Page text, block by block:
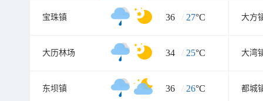
宝珠镇 36 / 27°C 大方
大历林场 34 / 25°C 大湾
东坝镇 36 / 26°C 都城